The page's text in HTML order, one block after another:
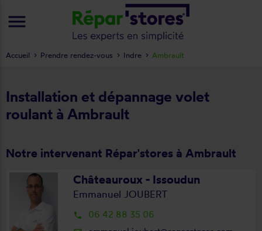
Installation et dépannage volet
roulant à Ambrault
Notre intervenant Répar'stores à Ambrault
Châteauroux - Issoudun
Emmanuel JOUBERT
local_phone 06 42 88 35 06
Accueil Prendre rendez-vous Indre Ambrault
menu